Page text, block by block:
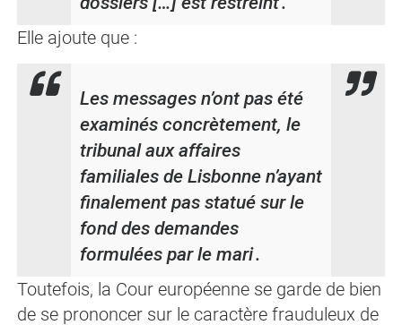
Elle ajoute que :
Les messages n’ont pas été
examinés concrètement, le
tribunal aux affaires
familiales de Lisbonne n’ayant
finalement pas statué sur le
fond des demandes
formulées par le mari.
Toutefois, la Cour européenne se garde de bien
de se prononcer sur le caractère frauduleux de